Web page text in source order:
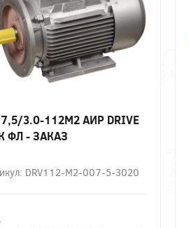
3.0-112М2 АИР DRIVE
ФЛ - ЗАКАЗ
DRV112-M2-007-5-3020